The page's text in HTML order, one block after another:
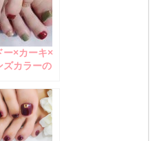
ー×カーキ×
ズカラーの